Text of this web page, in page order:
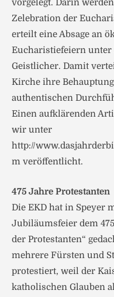
vorgelegt. Darin
Zelebration der
erteilt eine Absage an
Eucharistiefeiern
Geistlicher. Damit
Kirche ihre
authentischen
Einen aufklärenden
wir unter
http://
m veröffentlicht.
475 Jahre Protestanten
Die EKD hat in Speyer
Jubiläumsfeier dem
der Protestanten“
mehrere Fürsten und
protestiert, weil der
katholischen Glauben